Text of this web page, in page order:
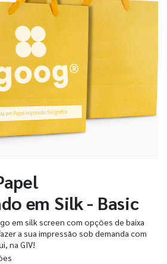
em Silk - Basic
em silk screen com opções de baixa
a sua impressão sob demanda com
na GIV!